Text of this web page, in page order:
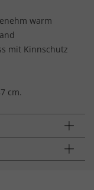
warm
mit Kinnschutz
cm.